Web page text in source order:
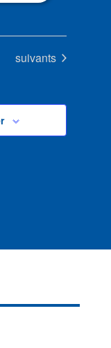
Évènements
suivants